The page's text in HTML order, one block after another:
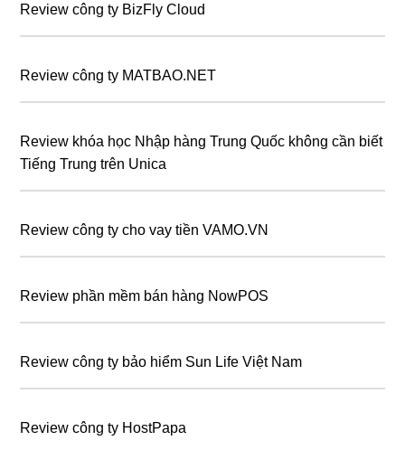
Review công ty BizFly Cloud
Review công ty MATBAO.NET
Review khóa học Nhập hàng Trung Quốc không cần biết
Tiếng Trung trên Unica
Review công ty cho vay tiền VAMO.VN
Review phần mềm bán hàng NowPOS
Review công ty bảo hiểm Sun Life Việt Nam
Review công ty HostPapa